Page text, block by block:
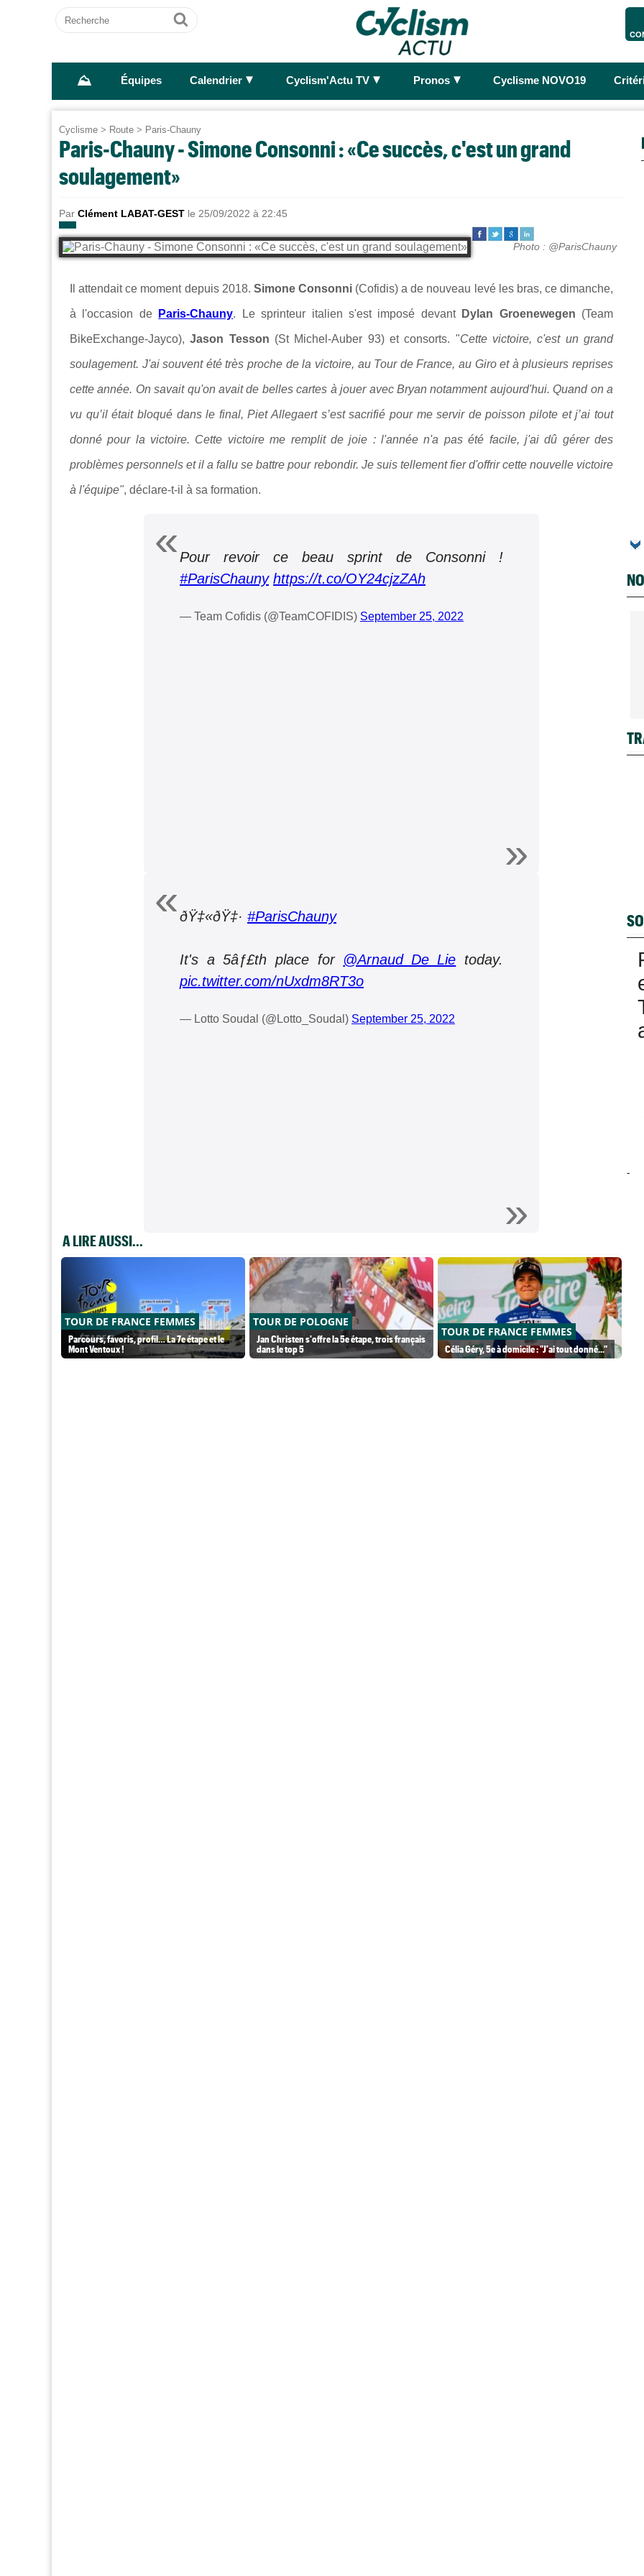
Recherche
Ok
⛰ Équipes Calendrier ► Cyclism'Actu TV ► Pronos ► Cyclisme NOVO19
Cyclisme > Route > Paris-Chauny
Paris-Chauny - Simone Consonni : «Ce succès, c'est un grand
soulagement»
Par Clément LABAT-GEST le 25/09/2022 à 22:45
Photo : @ParisChauny
Il attendait ce moment depuis 2018. Simone Consonni(Cofidis) a de nouveau levé les bras, ce dimanche,
à l'occasion de Paris-Chauny. Le sprinteur italien s'est imposé devant Dylan Groenewegen (Team
BikeExchange-Jayco),Jason Tesson (St Michel-Auber 93) et consorts. "Cette victoire, c'est un grand
soulagement. J'ai souvent été très proche de la victoire, au Tour de France, au Giro et à plusieurs reprises
cette année. On savait qu'on avait de belles cartes à jouer avec Bryan notamment aujourd'hui. Quand on a
vu qu’il était bloqué dans le final, Piet Allegaert s’est sacrifié pour me servir de poisson pilote et j’ai tout
donné pour la victoire. Cette victoire me remplit de joie : l'année n'a pas été facile, j'ai dû gérer des
problèmes personnels et il a fallu se battre pour rebondir. Je suis tellement fier d'offrir cette nouvelle victoire
à l'équipe", déclare-t-il à sa formation.
Pour revoir ce beau sprint de Consonni !
#ParisChauny https://t.co/OY24cjzZAh
— Team Cofidis (@TeamCOFIDIS) September 25, 2022
ðŸ‡«ðŸ‡· #ParisChauny
It's a 5âƒ£th place for @Arnaud_De_Lie today.
pic.twitter.com/nUxdm8RT3o
— Lotto Soudal (@Lotto_Soudal) September 25, 2022
A LIRE AUSSI...
TOUR DE FRANCE FEMMES
Parcours, favoris, profil… La 7e étape et le
Mont Ventoux !
TOUR DE POLOGNE
Jan Christen s'offre la 5e étape, trois français
dans le top 5
TOUR DE FRANCE FEMMES
Célia Géry, 5e à domicile : "J'ai tout donné..."
-